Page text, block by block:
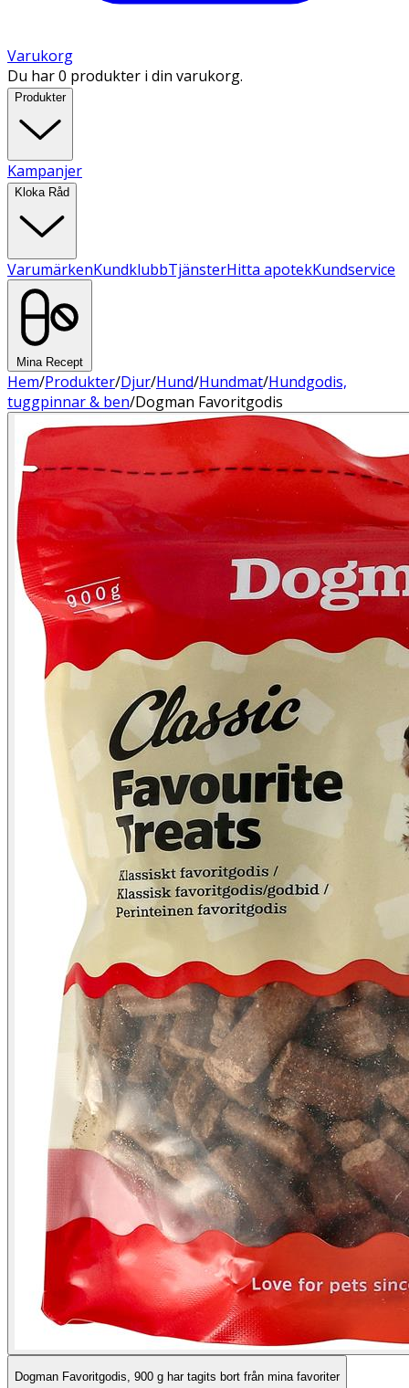
Varukorg
Du har 0 produkter i din varukorg.
Produkter
Kampanjer
Kloka Råd
VarumärkenKundklubbTjänsterHitta apotekKundservice
Mina Recept
Hem/Produkter/Djur/Hund/Hundmat/Hundgodis,
tuggpinnar & ben/Dogman Favoritgodis
Dogman Favoritgodis, 900 g har tagits bort från mina favoriter